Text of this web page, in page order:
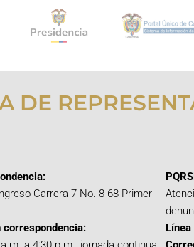
DE
Carrera 7 No. 8-68 Primer